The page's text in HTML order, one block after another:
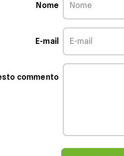
Nome
E-mail
commento